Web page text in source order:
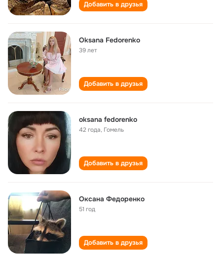
Добавить в друзья
Oksana Fedorenko
39 лет
Добавить в друзья
oksana fedorenko
42 года, Гомель
Добавить в друзья
Оксана Федоренко
51 год
Добавить в друзья